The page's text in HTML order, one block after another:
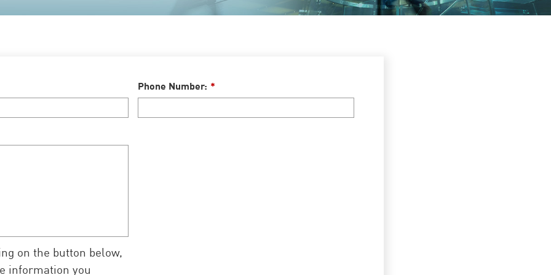
*
Phone Number:
on the button below,
information you